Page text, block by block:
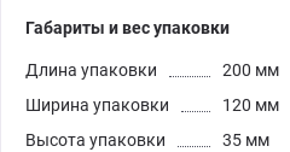
Габариты и вес упаковки
Длина упаковки
200 мм
Ширина упаковки
120 мм
Высота упаковки
35 мм